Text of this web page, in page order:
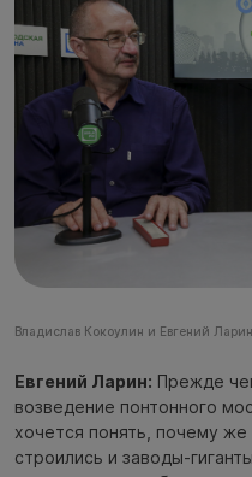
Владислав Кокоулин и Евгений
Евгений Ларин: Прежде
возведение понтонного
хочется понять, почему же
строились и заводы-